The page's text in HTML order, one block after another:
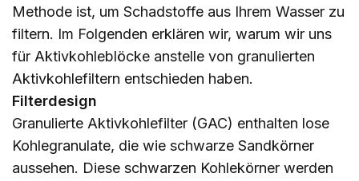
Methode ist, um Schadstoffe aus Ihrem Wasser zu
filtern. Im Folgenden erklären wir, warum wir uns
für Aktivkohleblöcke anstelle von granulierten
Aktivkohlefiltern entschieden haben.
Filterdesign
Granulierte Aktivkohlefilter (GAC) enthalten lose
Kohlegranulate, die wie schwarze Sandkörner
aussehen. Diese schwarzen Kohlekörner werden